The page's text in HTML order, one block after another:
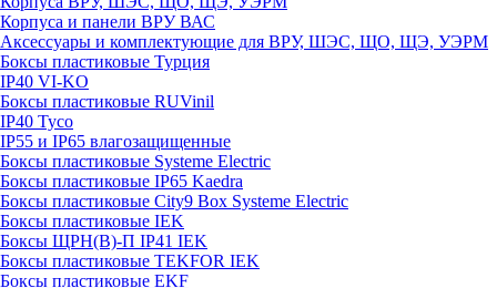
Корпуса и панели ВРУ ВАС
Аксессуары и комплектующие для ВРУ, ШЭС, ЩО, ЩЭ, УЭРМ
Боксы пластиковые Турция
IP40 VI-KO
Боксы пластиковые RUVinil
IP40 Тусо
IP55 и IP65 влагозащищенные
Боксы пластиковые Systeme Electric
Боксы пластиковые IP65 Kaedra
Боксы пластиковые City9 Box Systeme Electric
Боксы пластиковые IEK
Боксы ЩРН(В)-П IP41 IEK
Боксы пластиковые TEKFOR IEK
Боксы пластиковые EKF